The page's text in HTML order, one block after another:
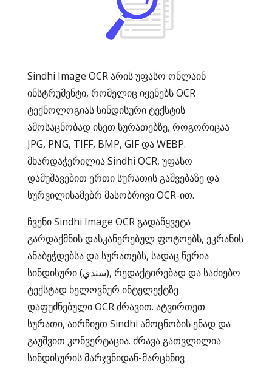
Sindhi Image OCR არის უფასო ონლაინ
ინსტრუმენტი, რომელიც იყენებს OCR
ტექნოლოგიას სინდისური ტექსტის
ამოსაცნობად ისეთ სურათებზე, როგორიცაა
JPG, PNG, TIFF, BMP, GIF და WEBP.
მხარდაჭერილია Sindhi OCR, უფასო
დამუშავებით ერთი სურათის გაშვებაზე და
სურვილისამებრ მასობრივი OCR-ით.
ჩვენი Sindhi Image OCR გადაწყვეტა
გარდაქმნის დასკანერებულ ფოტოებს, ეკრანის
ანაბეჭდებსა და სურათებს, სადაც წერია
სინდისური (سنڌي), რედაქტირებად და საძიებო
ტექსტად ხელოვნურ ინტელექტზე
დაფუძნებული OCR ძრავით. ატვირთეთ
სურათი, აირჩიეთ Sindhi ამოცნობის ენად და
გაუშვით კონვერტაცია. ძრავა გათვლილია
სინდისურის მარჯვნიდან-მარცხნივ